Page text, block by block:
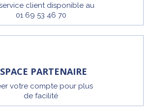
client disponible au
01 69 53 46 70
PARTENAIRE
votre compte pour plus
de facilité